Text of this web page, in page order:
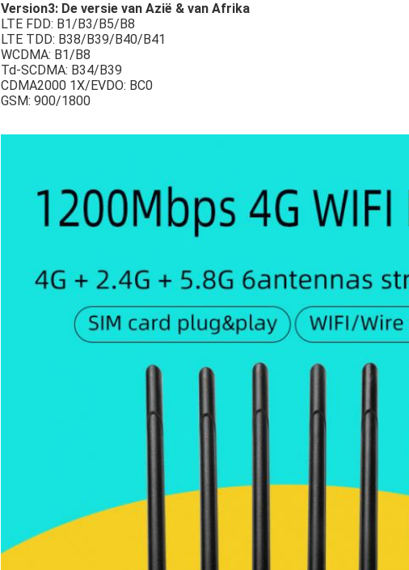
Version3: De versie van Azië & van Afrika
LTE FDD: B1/B3/B5/B8
LTE TDD: B38/B39/B40/B41
WCDMA: B1/B8
Td-SCDMA: B34/B39
CDMA2000 1X/EVDO: BC0
GSM: 900/1800